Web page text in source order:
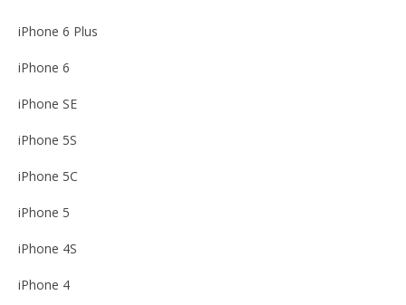
iPhone 6 Plus
iPhone 6
iPhone SE
iPhone 5S
iPhone 5C
iPhone 5
iPhone 4S
iPhone 4